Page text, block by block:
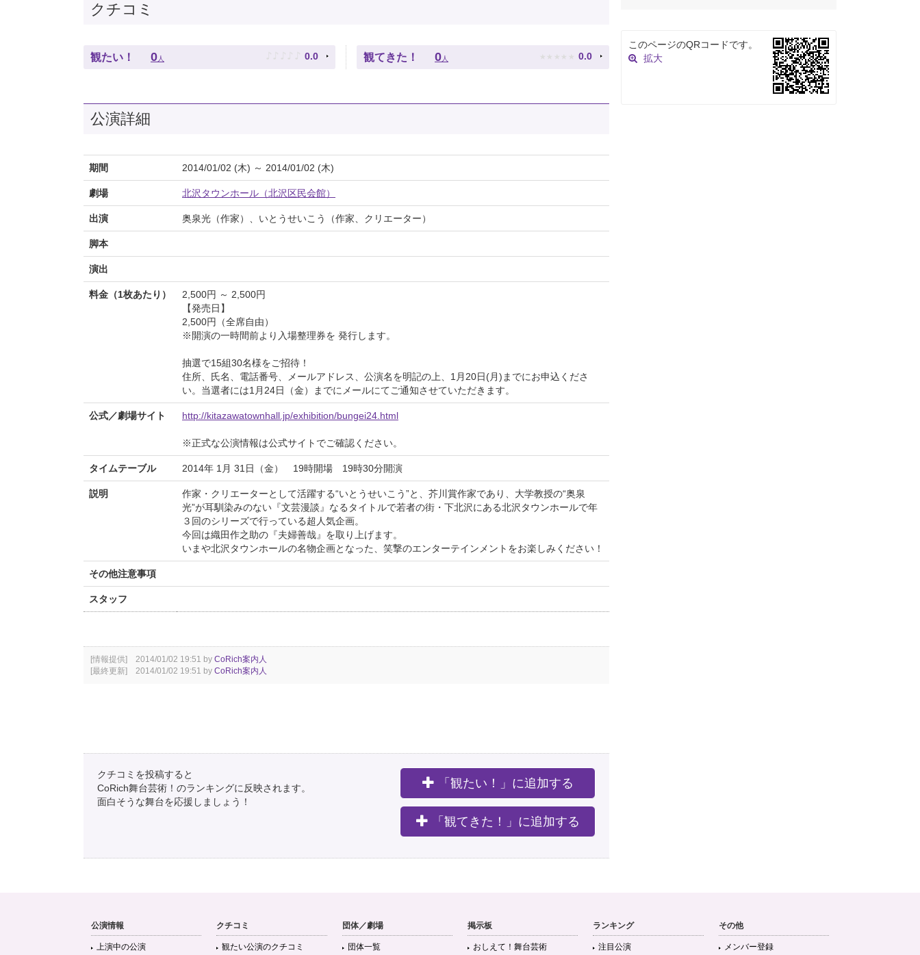
クチコミ
観たい！ 0 人 ♪ ♪ ♪ ♪ ♪ 0.0 観てきた！ 0 人 ★ ★ ★ ★ ★ 0.0
公演詳細
期間 2014/01/02 (木) ～ 2014/01/02 (木)
劇場 北沢タウンホール（北沢区民会館）
出演 奥泉光（作家）、いとうせいこう（作家、クリエーター）
脚本
演出
料金（1枚あたり）
2,500円 ～ 2,500円
【発売日】
2,500円（全席自由）
※開演の一時間前より入場整理券を 発行します。
抽選で15組30名様をご招待！
住所、氏名、電話番号、メールアドレス、公演名を明記の上、1月20日(月)までにお申込くださ
い。当選者には1月24日（金）までにメールにてご通知させていただきます。
公式／劇場サイト http://kitazawatownhall.jp/exhibition/bungei24.html
※正式な公演情報は公式サイトでご確認ください。
タイムテーブル 2014年 1月 31日（金） 19時開場 19時30分開演
説明
作家・クリエーターとして活躍する“いとうせいこう”と、芥川賞作家であり、大学教授の“奥泉
光”が耳馴染みのない『文芸漫談』なるタイトルで若者の街・下北沢にある北沢タウンホールで年
３回のシリーズで行っている超人気企画。
今回は織田作之助の『夫婦善哉』を取り上げます。
いまや北沢タウンホールの名物企画となった、笑撃のエンターテインメントをお楽しみください！
その他注意事項
スタッフ
[情報提供] 2014/01/02 19:51 by CoRich案内人
[最終更新] 2014/01/02 19:51 by CoRich案内人
クチコミを投稿すると
CoRich舞台芸術！のランキングに反映されます。
面白そうな舞台を応援しましょう！
「観たい！」に追加する
「観てきた！」に追加する
このページのQRコードです。
拡大
公演情報
上演中の公演
クチコミ
観たい公演のクチコミ
団体／劇場
団体一覧
掲示板
おしえて！舞台芸術
ランキング
注目公演
その他
メンバー登録